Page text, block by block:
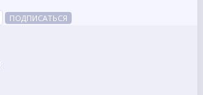
ПОДПИСАТЬСЯ